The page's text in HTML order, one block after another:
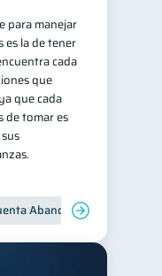
para manejar
la de tener
cada
que
que cada
de tomar es
Abandonada